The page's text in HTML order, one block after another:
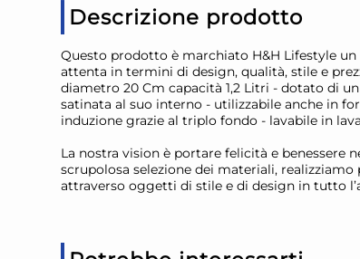
Descrizione prodotto
Questo prodotto è marchiato H&H Lifestyle
attenta in termini di design, qualità, stile e
diametro 20 Cm capacità 1,2 Litri - dotato di
satinata al suo interno - utilizzabile anche in
induzione grazie al triplo fondo - lavabile in
La nostra vision è portare felicità e
scrupolosa selezione dei materiali,
attraverso oggetti di stile e di design in tutto